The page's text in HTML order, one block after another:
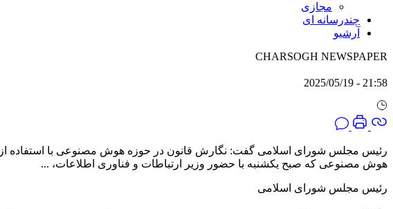
مجازی
چندرسانه ای
آرشیو
CHARSOGH NEWSPAPER
21:58 - 2025/05/19
رئیس مجلس شورای اسلامی گفت: نگارش قانون در حوزه هوش مصنوعی با استفاده از
هوش مصنوعی که صبح یکشنبه با حضور وزیر ارتباطات و فناوری اطلاعات، ...
رئیس مجلس شورای اسلامی